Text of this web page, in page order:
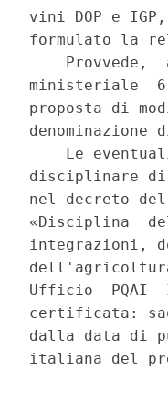
vini DOP e
formulato la
Provvede,
ministeriale
proposta di
Le
disciplinare di
nel decreto
«Disciplina
integrazioni,
Ufficio  PQAI
certificata:
dalla data di